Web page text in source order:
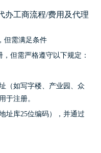
办工商流程/费用及代理
但需满足条件
但需严格遵守以下规定：
（如写字楼、产业园、众
于注册。
址库25位编码），并通过